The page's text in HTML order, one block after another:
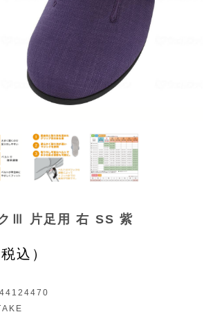
Ⅲ 片足用 右 SS 紫